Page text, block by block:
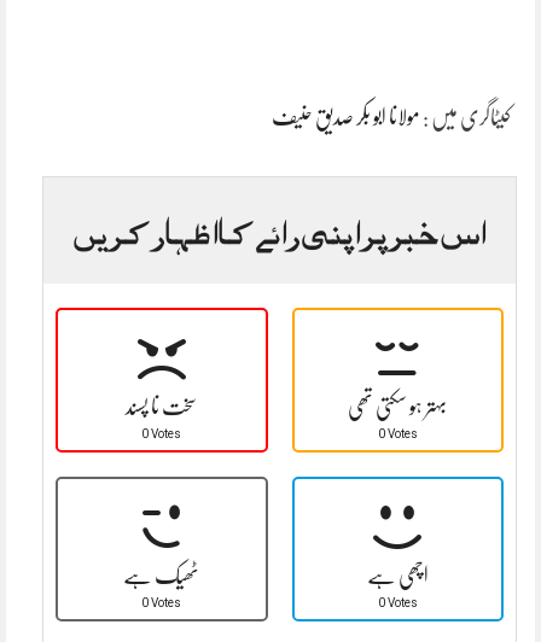
کیٹاگری میں : مولانا ابو بکر صدیق حنیف
اس خبر پر اپنی رائے کا اظہار کریں
سخت نا پسند
0 Votes
بہتر ہو سکتی تھی
0 Votes
ٹھیک ہے
0 Votes
اچھی ہے
0 Votes